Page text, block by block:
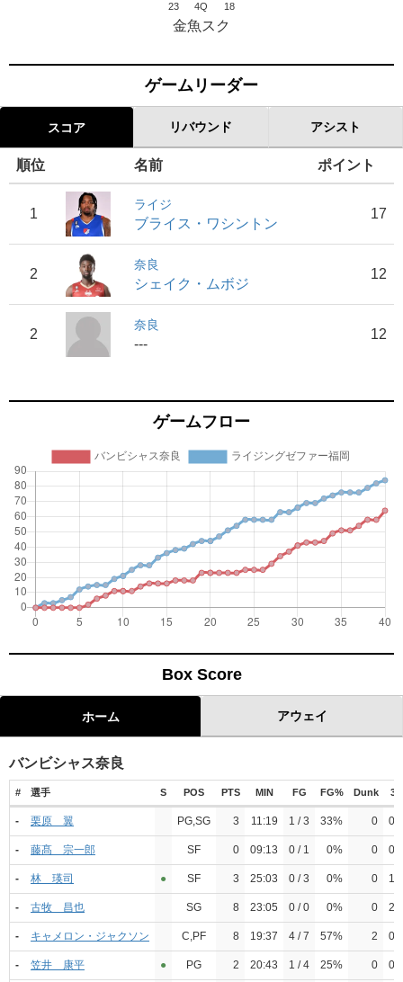
23
4Q 18
金魚スク
ゲームリーダー
スコア リバウンド アシスト
順位 名前 ポイント
1
ライジ
ブライス・ワシントン
17
2
奈良
シェイク・ムボジ
12
2
奈良
---
12
ゲームフロー
Box Score
ホーム アウェイ
バンビシャス奈良
# 選手 S POS PTS MIN FG FG% Dunk
- 栗原 翼 PG,SG 3 11:19 1 / 3 33% 0 0 /
- 藤髙 宗一郎 SF 0 09:13 0 / 1 0% 0 0 /
- 林 瑛司 ●︎ SF 3 25:03 0 / 3 0% 0 1 /
- 古牧 昌也 SG 8 23:05 0 / 0 0% 0 2 /
- キャメロン・ジャクソン C,PF 8 19:37 4 / 7 57% 2 0 /
- 笠井 康平 ●︎ PG 2 20:43 1 / 4 25% 0 0 /